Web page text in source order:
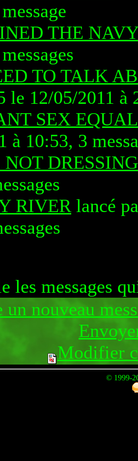
THE NAVY
TO TALK
le 12/05/2011 à
SEX
à 10:53, 3
DRESSING
RIVER lancé
les messages
nouveau
Modifier
© 1999-